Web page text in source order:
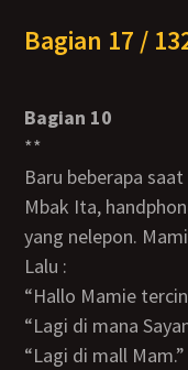
Bagian 17 /
Bagian 10
**
Baru beberapa saat aku berpisah dengan Rima dan
Mbak Ita,
yang nelepon.
Lalu :
“Hallo Mamie
“Lagi di mana
“Lagi di mall Mam.”